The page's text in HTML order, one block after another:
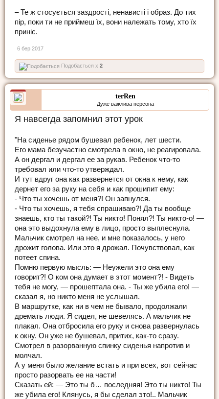
– Те ж стосується заздрості, ненависті і образ. До тих
пір, поки ти не приймеш їх, вони належать тому, хто їх
приніс.
6 бер 2017
Подобається x 2
terRen
Дуже важлива персона
Я навсегда запомнил этот урок
"На сиденье рядом бушевал ребенок, лет шести.
Его мама безучастно смотрела в окно, не реагировала.
А он дергал и дергал ее за рукав. Ребенок что-то
требовал или что-то утверждал.
И тут вдруг она как развернется от окна к нему, как
дернет его за руку на себя и как прошипит ему:
- Что ты хочешь от меня?! Он запнулся.
- Что ты хочешь, я тебя спрашиваю?! Да ты вообще
знаешь, кто ты такой?! Ты никто! Понял?! Ты никто-о! —
она это выдохнула ему в лицо, просто выплеснула.
Мальчик смотрел на нее, и мне показалось, у него
дрожит голова. Или это я дрожал. Почувствовал, как
потеет спина.
Помню первую мысль: — Неужели это она ему
говорит?! О ком она думает в этот момент?! - Видеть
тебя не могу, — прошептала она. - Ты же убила его! —
сказал я, но никто меня не услышал.
В маршрутке, как ни в чем не бывало, продолжали
дремать люди. Я сидел, не шевелясь. А мальчик не
плакал. Она отбросила его руку и снова развернулась
к окну. Он уже не бушевал, притих, как-то сразу.
Смотрел в разорванную спинку сиденья напротив и
молчал.
А у меня было желание встать и при всех, вот сейчас
просто разорвать ее на части!
Сказать ей: — Это ты б… последняя! Это ты никто! Ты
же убила его! Клянусь, я бы сделал это!.. Мальчик